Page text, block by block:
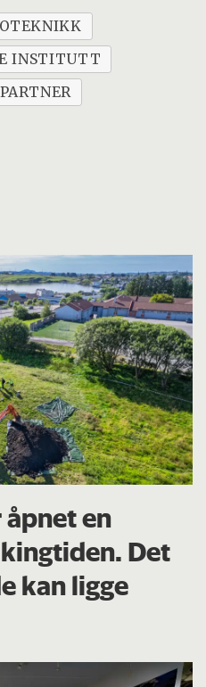
INSTITUTT
PARTNER
en
Det
kan ligge